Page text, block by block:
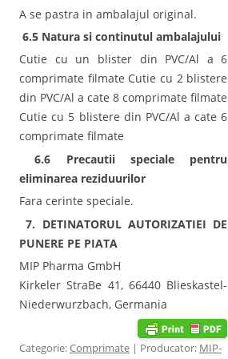
A se pastra in ambalajul original.
6.5 Natura si continutul ambalajului
Cutie cu un blister din PVC/Al a 6
comprimate filmate Cutie cu 2 blistere
din PVC/Al a cate 8 comprimate filmate
Cutie cu 5 blistere din PVC/Al a cate 6
comprimate filmate
6.6 Precautii speciale pentru
eliminarea reziduurilor
Fara cerinte speciale.
7. DETINATORUL AUTORIZATIEI DE
PUNERE PE PIATA
MIP Pharma GmbH
Kirkeler StraBe 41, 66440 Blieskastel-
Niederwurzbach, Germania
Categorie:Comprimate | Producator: MIP-